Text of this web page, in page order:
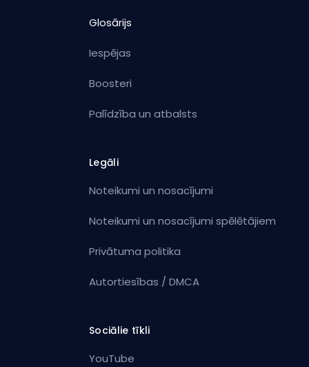
Glosārijs
Iespējas
Boosteri
Palīdzība un atbalsts
Legāli
Noteikumi un nosacījumi
Noteikumi un nosacījumi spēlētājiem
Privātuma politika
Autortiesības / DMCA
Sociālie tīkli
YouTube